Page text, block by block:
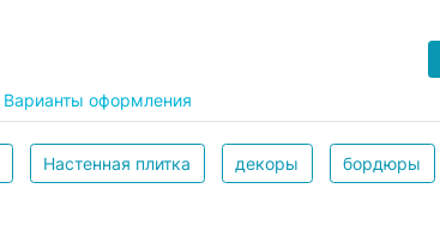
Варианты оформления
Настенная плитка декоры бордюры